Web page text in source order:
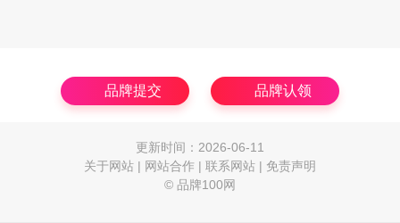
品牌提交 品牌认领
更新时间：2026-06-11
关于网站
网站合作 联系网站
免责声明
© 品牌100网